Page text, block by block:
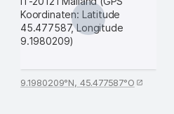
9.1980209°N, 45.477587°O